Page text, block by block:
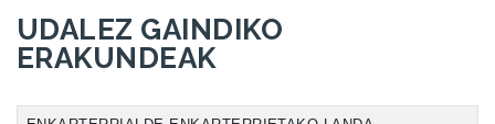
UDALEZ GAINDIKO
ERAKUNDEAK